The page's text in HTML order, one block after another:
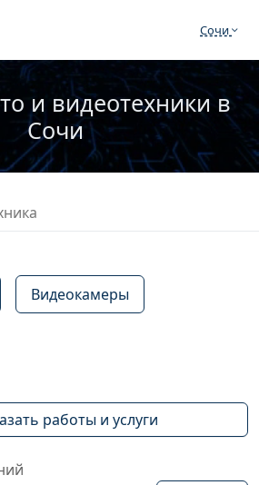
Сочи
и видеотехники в
Сочи
Видеокамеры
работы и услуги